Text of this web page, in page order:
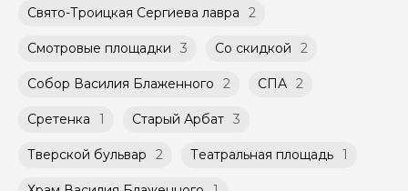
Свято-Троицкая Сергиева лавра 2
Смотровые площадки 3 Со скидкой 2
Собор Василия Блаженного 2 СПА 2
Сретенка 1 Старый Арбат 3
Тверской бульвар 2 Театральная площадь 1